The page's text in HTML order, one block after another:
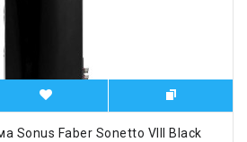
Sonus Faber Sonetto VIII Black